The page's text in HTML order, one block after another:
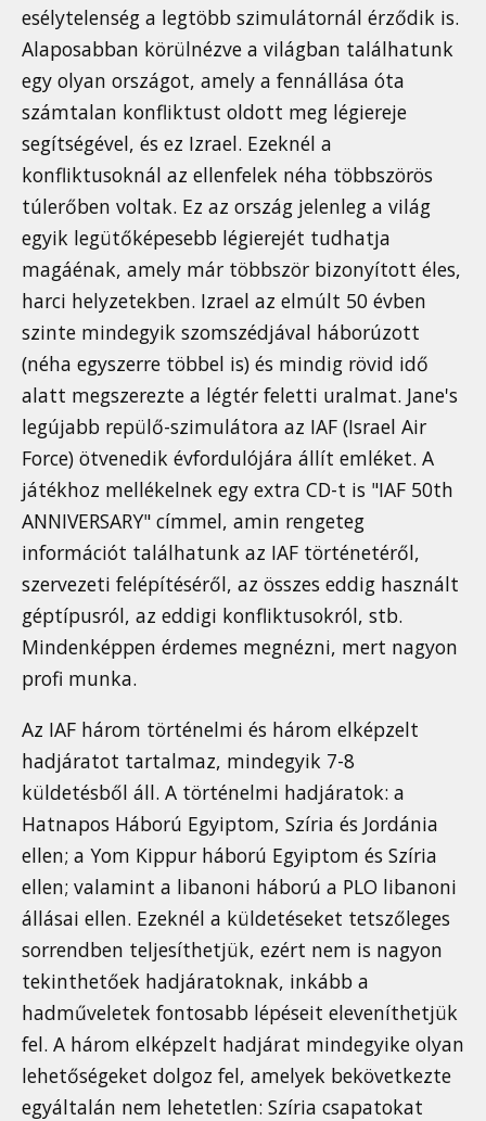
esélytelenség a legtöbb szimulátornál érződik is.
Alaposabban körülnézve a világban találhatunk
egy olyan országot, amely a fennállása óta
számtalan konfliktust oldott meg légiereje
segítségével, és ez Izrael. Ezeknél a
konfliktusoknál az ellenfelek néha többszörös
túlerőben voltak. Ez az ország jelenleg a világ
egyik legütőképesebb légierejét tudhatja
magáénak, amely már többször bizonyított éles,
harci helyzetekben. Izrael az elmúlt 50 évben
szinte mindegyik szomszédjával háborúzott
(néha egyszerre többel is) és mindig rövid idő
alatt megszerezte a légtér feletti uralmat. Jane's
legújabb repülő-szimulátora az IAF (Israel Air
Force) ötvenedik évfordulójára állít emléket. A
játékhoz mellékelnek egy extra CD-t is "IAF 50th
ANNIVERSARY" címmel, amin rengeteg
információt találhatunk az IAF történetéről,
szervezeti felépítéséről, az összes eddig használt
géptípusról, az eddigi konfliktusokról, stb.
Mindenképpen érdemes megnézni, mert nagyon
profi munka.
Az IAF három történelmi és három elképzelt
hadjáratot tartalmaz, mindegyik 7-8
küldetésből áll. A történelmi hadjáratok: a
Hatnapos Háború Egyiptom, Szíria és Jordánia
ellen; a Yom Kippur háború Egyiptom és Szíria
ellen; valamint a libanoni háború a PLO libanoni
állásai ellen. Ezeknél a küldetéseket tetszőleges
sorrendben teljesíthetjük, ezért nem is nagyon
tekinthetőek hadjáratoknak, inkább a
hadműveletek fontosabb lépéseit eleveníthetjük
fel. A három elképzelt hadjárat mindegyike olyan
lehetőségeket dolgoz fel, amelyek bekövetkezte
egyáltalán nem lehetetlen: Szíria csapatokat